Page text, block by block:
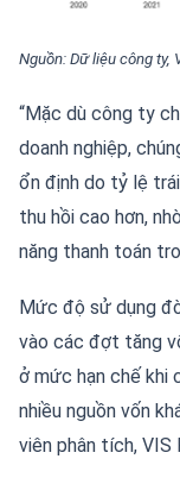
Nguồn: Dữ liệu công ty,
“Mặc dù công ty
doanh nghiệp,
ổn định do tỷ lệ
thu hồi cao hơn,
năng thanh toán
Mức độ sử dụng
vào các đợt tăng
ở mức hạn chế
nhiều nguồn vốn
viên phân tích, VIS